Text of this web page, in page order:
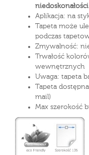
Aplikacja: na
Tapeta może
podczas
Zmywalność:
Trwałość
Uwaga: tapeta
Tapeta
mail)
Max szerokość